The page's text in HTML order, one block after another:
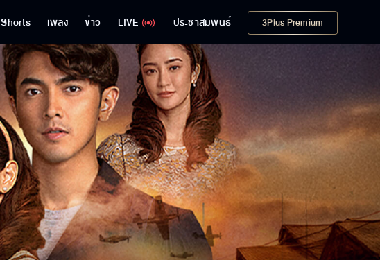
Shorts เพลง ข่าว LIVE ประชาสัมพันธ์ 3Plus Premium